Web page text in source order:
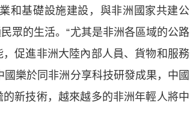
和基礎設施建設，與非洲國家共建公
眾的生活。“尤其是非洲各區域的公路
促進非洲大陸內部人員、貨物和服務
樂於同非洲分享科技研發成果，中國
新技術，越來越多的非洲年輕人將中